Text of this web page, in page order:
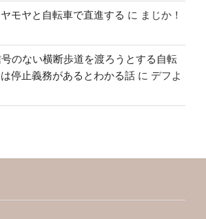
モヤと自転車で直進する に まじか！
のない横断歩道を渡ろうとする自転
停止義務があるとわかる話 に デフよ